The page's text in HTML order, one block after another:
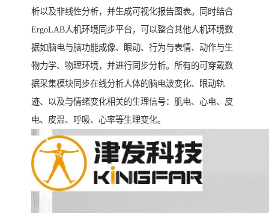
析以及非线性分析，并生成可视化报告图表。同时结合
ErgoLAB人机环境同步平台，可以整合其他人机环境数
据如脑电与脑功能成像、眼动、行为与表情、动作与生
物力学、物理环境，并进行同步分析。所有的可穿戴数
据采集模块同步在线分析人体的脑电波变化、眼动轨
迹、以及与情绪变化相关的生理信号：肌电、心电、皮
电、皮温、呼吸、心率等生理变化。